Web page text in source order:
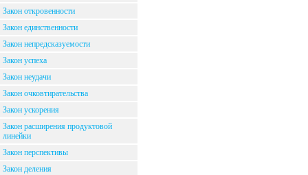
Закон откровенности
Закон единственности
Закон непредсказуемости
Закон успеха
Закон неудачи
Закон очковтирательства
Закон ускорения
Закон расширения продуктовой
линейки
Закон перспективы
Закон деления